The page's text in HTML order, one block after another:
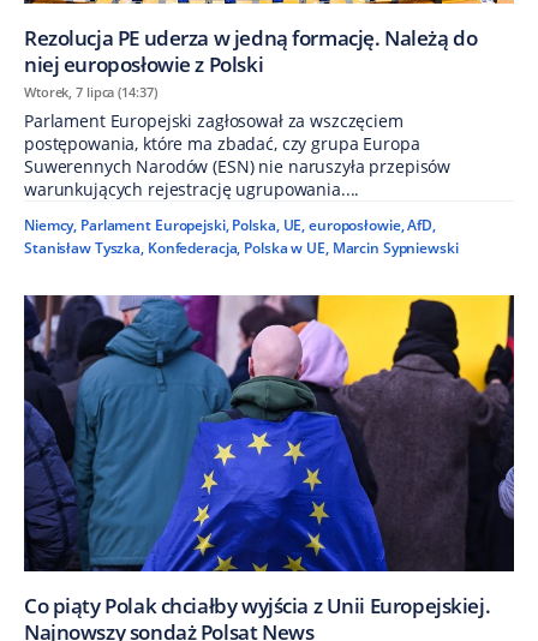
Rezolucja PE uderza w jedną formację. Należą do
niej europosłowie z Polski
Wtorek, 7 lipca (14:37)
Parlament Europejski zagłosował za wszczęciem
postępowania, które ma zbadać, czy grupa Europa
Suwerennych Narodów (ESN) nie naruszyła przepisów
warunkujących rejestrację ugrupowania....
Niemcy, Parlament Europejski, Polska, UE,europosłowie,AfD,
Stanisław Tyszka, Konfederacja, Polska w UE, Marcin Sypniewski
Co piąty Polak chciałby wyjścia z Unii Europejskiej.
Najnowszy sondaż Polsat News